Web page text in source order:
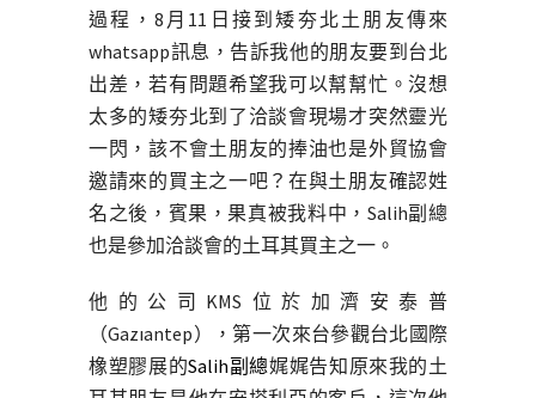
過程，8月11日接到矮夯北土朋友傳來
whatsapp訊息，告訴我他的朋友要到台北
出差，若有問題希望我可以幫幫忙。沒想
太多的矮夯北到了洽談會現場才突然靈光
一閃，該不會土朋友的捧油也是外貿協會
邀請來的買主之一吧？在與土朋友確認姓
名之後，賓果，果真被我料中，Salih副總
也是參加洽談會的土耳其買主之一。
他的公司KMS位於加濟安泰普
（Gazıantep），第一次來台參觀台北國際
橡塑膠展的Salih副總娓娓告知原來我的土